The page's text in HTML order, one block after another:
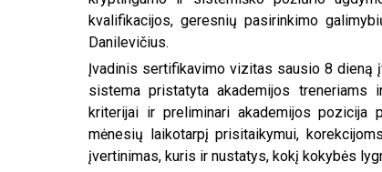
kvalifikacijos, geresnių pasirinkimo
Danilevičius.
Įvadinis sertifikavimo vizitas sausio 8 dieną
sistema pristatyta akademijos
kriterijai ir preliminari akademijos
mėnesių laikotarpį prisitaikymui,
įvertinimas, kuris ir nustatys, kokį kokybės